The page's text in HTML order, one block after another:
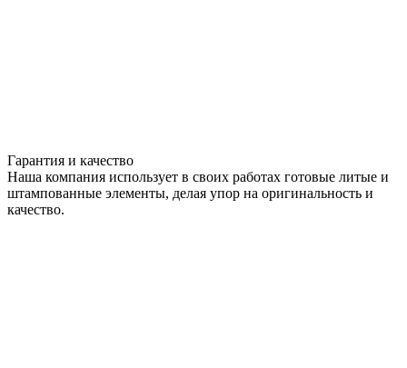
Гарантия и качество
Наша компания использует в своих работах готовые литые и
штампованные элементы, делая упор на оригинальность и
качество.